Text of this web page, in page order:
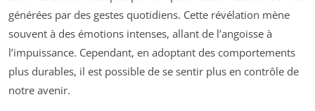
générées par des gestes quotidiens. Cette révélation mène
souvent à des émotions intenses, allant de l’angoisse à
l’impuissance. Cependant, en adoptant des comportements
plus durables, il est possible de se sentir plus en contrôle de
notre avenir.